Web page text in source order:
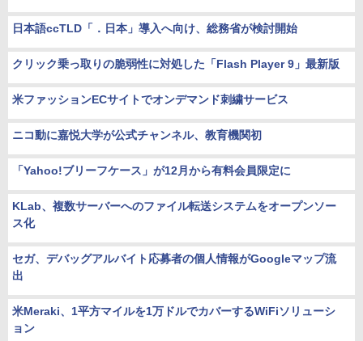
日本語ccTLD「．日本」導入へ向け、総務省が検討開始
クリック乗っ取りの脆弱性に対処した「Flash Player 9」最新版
米ファッションECサイトでオンデマンド刺繍サービス
ニコ動に嘉悦大学が公式チャンネル、教育機関初
「Yahoo!ブリーフケース」が12月から有料会員限定に
KLab、複数サーバーへのファイル転送システムをオープンソー
ス化
セガ、デバッグアルバイト応募者の個人情報がGoogleマップ流
出
米Meraki、1平方マイルを1万ドルでカバーするWiFiソリューシ
ョン